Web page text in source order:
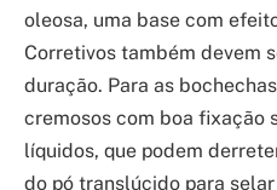
oleosa, uma base com
Corretivos também devem
duração. Para as
cremosos com boa fixação
líquidos, que podem
do pó translúcido para